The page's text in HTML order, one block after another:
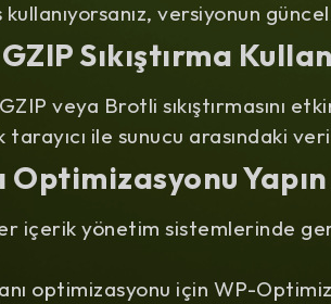
versiyonun
Sıkıştırma
veya Brotli sıkıştırmasını
ile sunucu arasındaki veri
Yapın
içerik yönetim sistemlerinde
optimizasyonu için WP-